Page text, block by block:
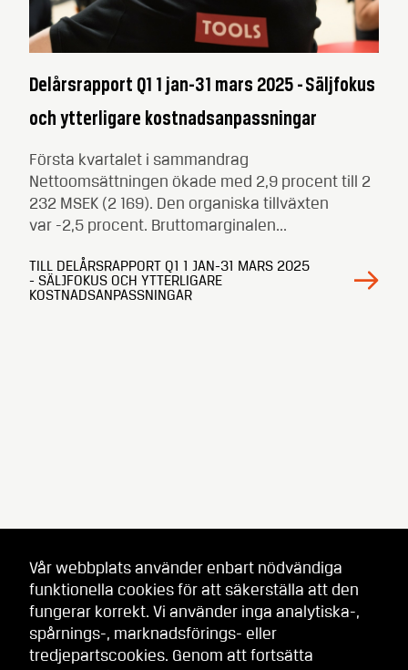
Delårsrapport Q1 1 jan-31 mars 2025 - Säljfokus
och ytterligare kostnadsanpassningar
Första kvartalet i sammandrag
Nettoomsättningen ökade med 2,9 procent till 2
232 MSEK (2 169). Den organiska tillväxten
var -2,5 procent. Bruttomarginalen...
TILL DELÅRSRAPPORT Q1 1 JAN-31 MARS 2025
- SÄLJFOKUS OCH YTTERLIGARE
KOSTNADSANPASSNINGAR
Vår webbplats använder enbart nödvändiga
funktionella cookies för att säkerställa att den
fungerar korrekt. Vi använder inga analytiska-,
spårnings-, marknadsförings- eller
tredjepartscookies. Genom att fortsätta